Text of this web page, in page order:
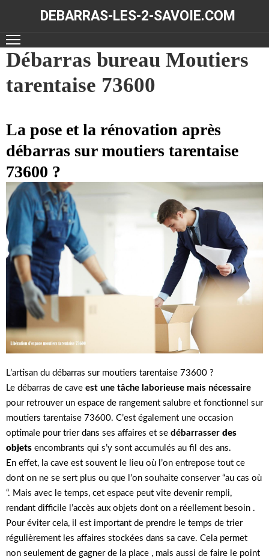
DEBARRAS-LES-2-SAVOIE.COM
ACCUEIL
DÉBARRAS
CONTACT
Débarras bureau Moutiers
tarentaise 73600
La pose et la rénovation après
débarras sur moutiers tarentaise
73600 ?
L’artisan du débarras sur moutiers tarentaise 73600 ?
Le débarras de cave est une tâche laborieuse mais nécessaire
pour retrouver un espace de rangement salubre et fonctionnel sur
moutiers tarentaise 73600. C’est également une occasion
optimale pour trier dans ses affaires et se débarrasser des
objets encombrants qui s’y sont accumulés au fil des ans.
En effet, la cave est souvent le lieu où l’on entrepose tout ce
dont on ne se sert plus ou que l’on souhaite conserver “au cas où
“. Mais avec le temps, cet espace peut vite devenir rempli,
rendant difficile l’accès aux objets dont on a réellement besoin .
Pour éviter cela, il est important de prendre le temps de trier
régulièrement les affaires stockées dans sa cave. Cela permet
non seulement de gagner de la place , mais aussi de faire le point